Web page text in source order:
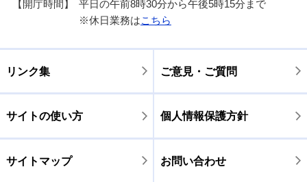
【開庁時間】
平日の午前8時30分から午後5時15分まで
※休日業務はこちら
リンク集 ご意見・ご質問
サイトの使い方 個人情報保護方針
サイトマップ お問い合わせ